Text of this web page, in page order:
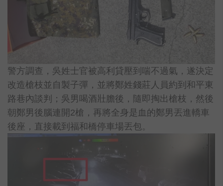
警方調查，吳姓士官被高利貸壓到喘不過氣，遂決定
改造槍枝並自製子彈，並將鄭姓錢莊人員約到和平東
路巷內談判；吳男喝酒壯膽後，隨即掏出槍枝，然後
朝鄭男後腦連開2槍，再將全身是血的鄭男丟進轎車
後座，直接載到福和橋停車場丟包。